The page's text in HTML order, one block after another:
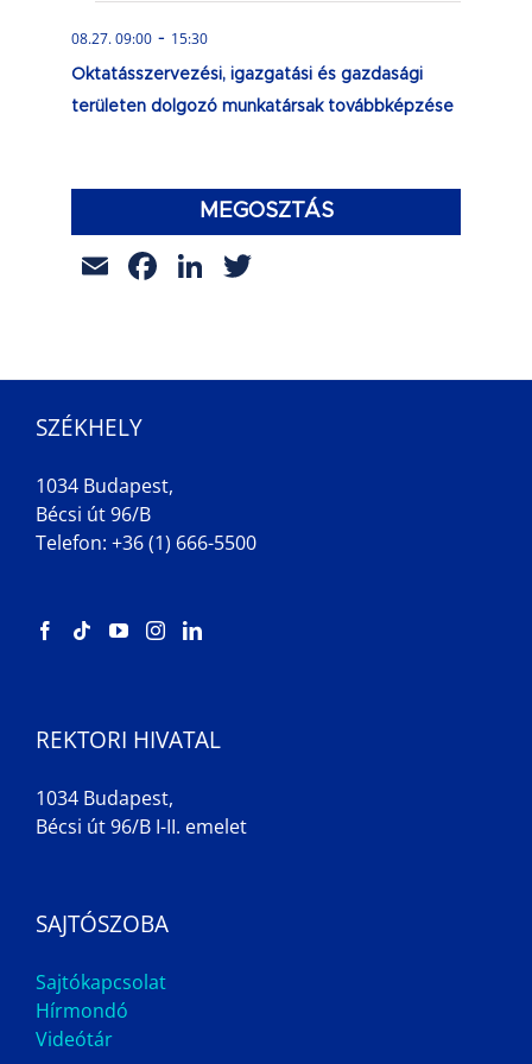
08.27. 09:00 - 15:30
Oktatásszervezési, igazgatási és gazdasági
területen dolgozó munkatársak továbbképzése
MEGOSZTÁS
EmailFacebook
LinkedIn
SZÉKHELY
1034 Budapest,
Bécsi út 96/B
Telefon: +36 (1) 666-5500
REKTORI HIVATAL
1034 Budapest,
Bécsi út 96/B I-II. emelet
SAJTÓSZOBA
Sajtókapcsolat
Hírmondó
Videótár